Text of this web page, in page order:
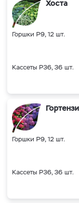
Хоста
Горшки Р9, 12 шт.
Кассеты Р36, 36 шт.
Горшки Р9, 12 шт.
Кассеты Р36, 36 шт.